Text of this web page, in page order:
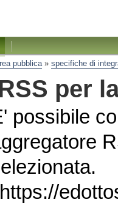
pubblica» specifiche di
per
possibile
https://